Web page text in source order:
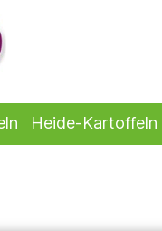
Heide-Kartoffeln